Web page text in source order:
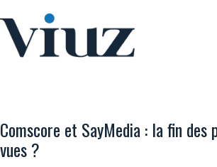
Comscore et SayMedia : la fin des
vues ?